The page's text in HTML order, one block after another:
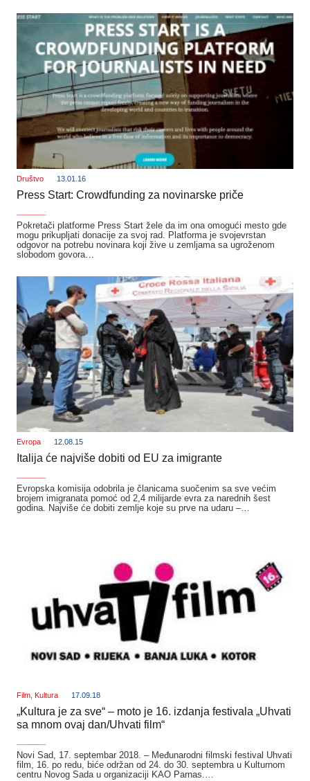
Društvo 13.01.16
Press Start: Crowdfunding za novinarske priče
Pokretači platforme Press Start žele da im ona omogući mesto gde
mogu prikupljati donacije za svoj rad. Platforma je svojevrstan
odgovor na potrebu novinara koji žive u zemljama sa ugroženom
slobodom govora…
Evropa 12.08.15
Italija će najviše dobiti od EU za imigrante
Evropska komisija odobrila je članicama suočenim sa sve većim
brojem imigranata pomoć od 2,4 milijarde evra za narednih šest
godina. Najviše će dobiti zemlje koje su prve na udaru –…
Film Kultura 17.09.18
„Kultura je za sve“ – moto je 16. izdanja festivala „Uhvati
sa mnom ovaj dan/Uhvati film“
Novi Sad, 17. septembar 2018. – Međunarodni filmski festival Uhvati
film, 16. po redu, biće održan od 24. do 30. septembra u Kulturnom
centru Novog Sada u organizaciji KAO Parnas.…